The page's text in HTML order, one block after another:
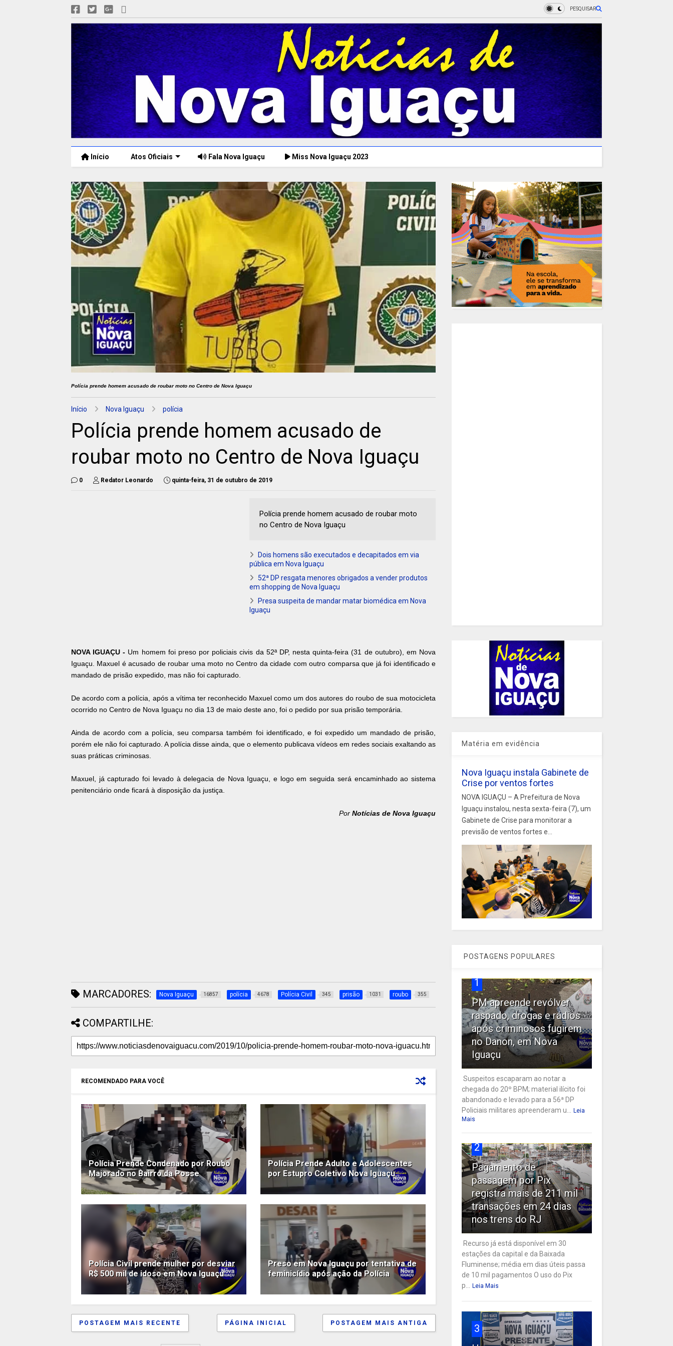
PESQUISAR
Início Atos Oficiais Fala Nova Iguaçu Miss Nova Iguaçu 2023
Polícia prende homem acusado de roubar moto no Centro de Nova Iguaçu
Início Nova Iguaçu polícia
Polícia prende homem acusado de
roubar moto no Centro de Nova Iguaçu
0 Redator Leonardo quinta-feira, 31 de outubro de 2019
Polícia prende homem acusado de roubar moto
no Centro de Nova Iguaçu
Dois homens são executados e decapitados em via
pública em Nova Iguaçu
52ª DP resgata menores obrigados a vender produtos
em shopping de Nova Iguaçu
Presa suspeita de mandar matar biomédica em Nova
Iguaçu
NOVA IGUAÇU - Um homem foi preso por policiais civis da 52ª DP, nesta quinta-feira (31 de outubro), em Nova
Iguaçu. Maxuel é acusado de roubar uma moto no Centro da cidade com outro comparsa que já foi identificado e
mandado de prisão expedido, mas não foi capturado.
De acordo com a polícia, após a vítima ter reconhecido Maxuel como um dos autores do roubo de sua motocicleta
ocorrido no Centro de Nova Iguaçu no dia 13 de maio deste ano, foi o pedido por sua prisão temporária.
Ainda de acordo com a polícia, seu comparsa também foi identificado, e foi expedido um mandado de prisão,
porém ele não foi capturado. A polícia disse ainda, que o elemento publicava vídeos em redes sociais exaltando as
suas práticas criminosas.
Maxuel, já capturado foi levado à delegacia de Nova Iguaçu, e logo em seguida será encaminhado ao sistema
penitenciário onde ficará à disposição da justiça.
Por Notícias de Nova Iguaçu
MARCADORES: Nova Iguaçu 16857 polícia 4678 Polícia Civil 345 prisão 1031 roubo 355
COMPARTILHE:
RECOMENDADO PARA VOCÊ
Polícia Prende Condenado por Roubo
Majorado no Bairro da Posse
Polícia Prende Adulto e Adolescentes
por Estupro Coletivo Nova Iguaçu
Polícia Civil prende mulher por desviar
R$ 500 mil de idoso em Nova Iguaçu
Preso em Nova Iguaçu por tentativa de
feminicídio após ação da Polícia
POSTAGEM MAIS RECENTE POSTAGEM MAIS ANTIGA
PÁGINA INICIAL
Matéria em evidência
Nova Iguaçu instala Gabinete de
Crise por ventos fortes
NOVA IGUAÇU – A Prefeitura de Nova
Iguaçu instalou, nesta sexta-feira (7), um
Gabinete de Crise para monitorar a
previsão de ventos fortes e...
POSTAGENS POPULARES
1
PM apreende revólver
raspado, drogas e rádios
após criminosos fugirem
no Danon, em Nova
Iguaçu
Suspeitos escaparam ao notar a
chegada do 20º BPM; material ilícito foi
abandonado e levado para a 56ª DP
Policiais militares apreenderam u...
Leia
Mais
2
Pagamento de
passagem por Pix
registra mais de 211 mil
transações em 24 dias
nos trens do RJ
Recurso já está disponível em 30
estações da capital e da Baixada
Fluminense; média em dias úteis passa
de 10 mil pagamentos O uso do Pix
p...
Leia Mais
3